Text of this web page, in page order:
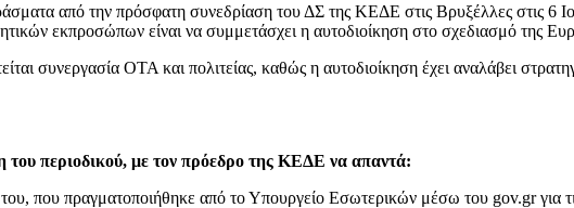
από την πρόσφατη συνεδρίαση του ΔΣ της ΚΕΔΕ στις Βρυξέλλες στις 6
εκπροσώπων είναι να συμμετάσχει η αυτοδιοίκηση στο σχεδιασμό της
συνεργασία ΟΤΑ και πολιτείας, καθώς η αυτοδιοίκηση έχει αναλάβει
του περιοδικού, με τον πρόεδρο της ΚΕΔΕ να απαντά:
που πραγματοποιήθηκε από το Υπουργείο Εσωτερικών μέσω του gov.gr για